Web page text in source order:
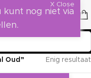
Oud” Enig resultaat
X Close
kunt nog niet via